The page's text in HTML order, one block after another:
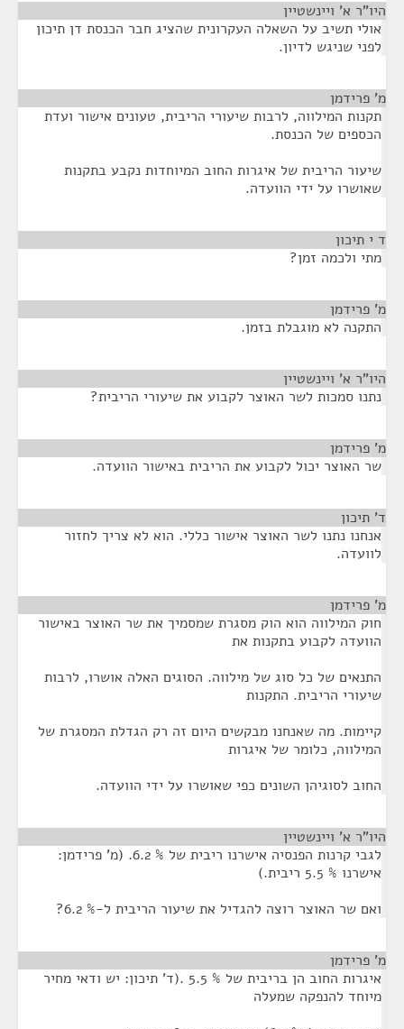
היו"ר א' ויינשטיין
אולי תשיב על השאלה העקרונית שהציג חבר הכנסת דן תיכון
לפני שניגש לדיון.
מ' פרידמן
תקנות המילווה, לרבות שיעורי הריבית, טעונים אישור ועדת
הכספים של הכנסת.
שיעור הריבית של איגרות החוב המיוחדות נקבע בתקנות
שאושרו על ידי הוועדה.
ד י תיכון
מתי ולכמה זמן?
מ' פרידמן
התקנה לא מוגבלת בזמן.
היו"ר א' ויינשטיין
נתנו סמכות לשר האוצר לקבוע את שיעורי הריבית?
מ' פרידמן
שר האוצר יכול לקבוע את הריבית באישור הוועדה.
ד' תיכון
אנחנו נתנו לשר האוצר אישור כללי. הוא לא צריך לחזור
לוועדה.
מ' פרידמן
חוק המילווה הוא הוק מסגרת שמסמיך את שר האוצר באישור
הוועדה לקבוע בתקנות את
התנאים של כל סוג של מילווה. הסוגים האלה אושרו, לרבות
שיעורי הריבית. התקנות
קיימות. מה שאנחנו מבקשים היום זה רק הגדלת המסגרת של
המילווה, כלומר של איגרות
החוב לסוגיהן השונים כפי שאושרו על ידי הוועדה.
היו"ר א' ויינשטיין
לגבי קרנות הפנסיה אישרנו ריבית של % 6.2. (מ' פרידמן:
אישרנו % 5.5 ריבית.)
ואם שר האוצר רוצה להגדיל את שיעור הריבית ל-% 6.2?
מ' פרידמן
איגרות החוב הן בריבית של % 5.5 .(ד' תיכון: יש ודאי מחיר
מיוחד להנפקה שמעלה